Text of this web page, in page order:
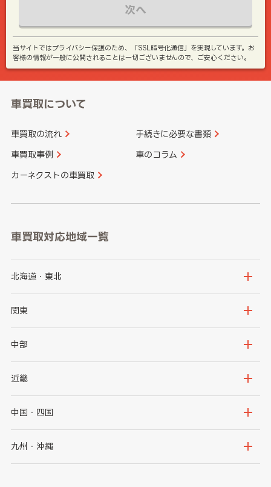
次へ
当サイトではプライバシー保護のため、「SSL暗号化通信」を実現しています。お
客様の情報が一般に公開されることは一切ございませんので、ご安心ください。
車買取について
車買取の流れ 手続きに必要な書類
車買取事例 車のコラム
カーネクストの車買取
車買取対応地域一覧
北海道・東北
北海道
岩手県
秋田県
関東
茨城県
群馬県
千葉県
中部
新潟県
石川県
山梨県
近畿
大阪府
京都府
中国・四国
鳥取県
九州・沖縄